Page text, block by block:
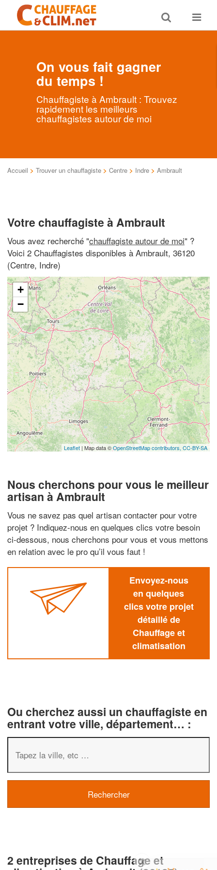
Toggle
search
Toggle
On vous fait gagner
du temps !
Chauffagiste à Ambrault : Trouvez
rapidement les meilleurs
chauffagistes autour de moi
Accueil > Trouver un chauffagiste > Centre > Indre > Ambrault
Votre chauffagiste à Ambrault
Vous avez recherché "chauffagiste autour de moi" ?
Voici 2 Chauffagistes disponibles à Ambrault, 36120
(Centre, Indre)
+
−
Leaflet | Map data ©OpenStreetMap contributors, CC-BY-SA
Nous cherchons pour vous le meilleur
artisan à Ambrault
Vous ne savez pas quel artisan contacter pour votre
projet ? Indiquez-nous en quelques clics votre besoin
ci-dessous, nous cherchons pour vous et vous mettons
en relation avec le pro qu’il vous faut !
Envoyez-nous
en quelques
clics votre projet
détaillé de
Chauffage et
climatisation
Ou cherchez aussi un chauffagiste en
entrant votre ville, département… :
2 entreprises de Chauffage et
✕